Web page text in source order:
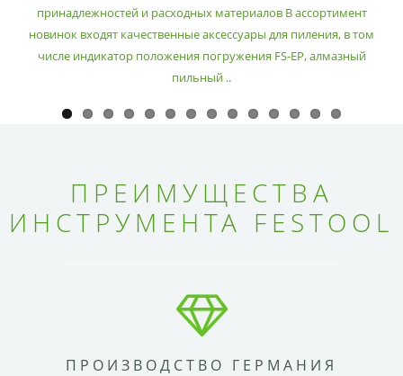
принадлежностей и расходных материалов В ассортимент
новинок входят качественные аксессуары для пиления, в том
числе индикатор положения погружения FS-EP, алмазный
пильный ..
ПРЕИМУЩЕСТВА
ИНСТРУМЕНТА FESTOOL
ПРОИЗВОДСТВО ГЕРМАНИЯ